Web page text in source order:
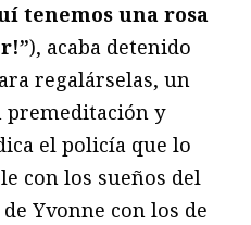
tenemos una rosa
), acaba detenido
regalárselas, un
premeditación y
el policía que lo
con los sueños del
Yvonne con los de